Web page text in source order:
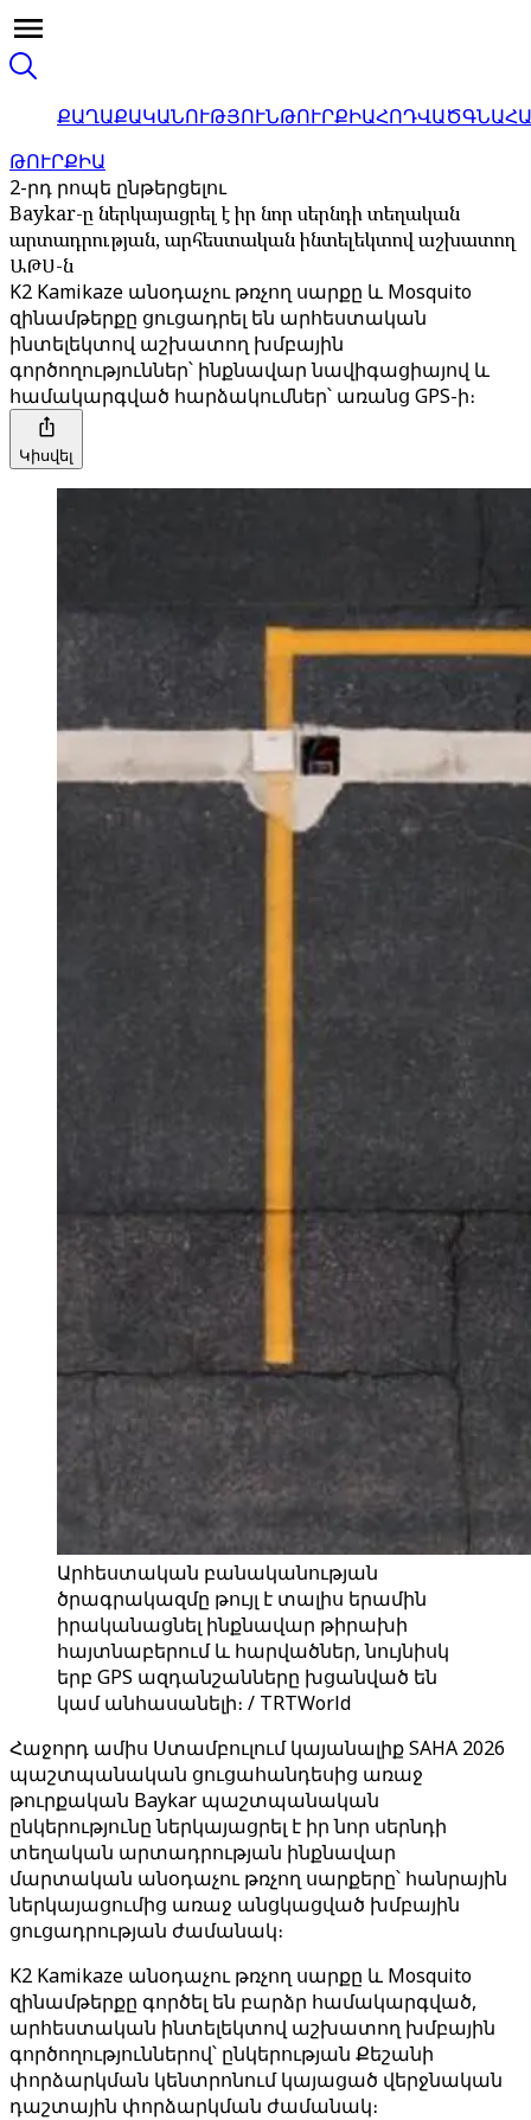
ՔԱՂԱՔԱԿԱՆՈՒԹՅՈՒՆԹՈՒՐՔԻԱՀՈԴՎԱԾ
ԹՈՒՐՔԻԱ
2-րդ րոպե ընթերցելու
Baykar-ը ներկայացրել է իր նոր սերնդի տեղական
արտադրության, արհեստական ​​ինտելեկտով աշխատող
ԱԹՍ-ն
K2 Kamikaze անօդաչու թռչող սարքը և Mosquito
զինամթերքը ցուցադրել են արհեստական ​​
ինտելեկտով աշխատող խմբային
գործողություններ՝ ինքնավար նավիգացիայով և
համակարգված հարձակումներ՝ առանց GPS-ի։
Կիսվել
Արհեստական բանականության
ծրագրակազմը թույլ է տալիս երամին
իրականացնել ինքնավար թիրախի
հայտնաբերում և հարվածներ, նույնիսկ
երբ GPS ազդանշանները խցանված են
կամ անհասանելի։ / TRTWorld
Հաջորդ ամիս Ստամբուլում կայանալիք SAHA 2026
պաշտպանական ցուցահանդեսից առաջ
թուրքական Baykar պաշտպանական
ընկերությունը ներկայացրել է իր նոր սերնդի
տեղական արտադրության ինքնավար
մարտական ​​անօդաչու թռչող սարքերը՝ հանրային
ներկայացումից առաջ անցկացված խմբային
ցուցադրության ժամանակ։
K2 Kamikaze անօդաչու թռչող սարքը և Mosquito
զինամթերքը գործել են բարձր համակարգված,
արհեստական ​​ինտելեկտով աշխատող խմբային
գործողություններով՝ ընկերության Քեշանի
փորձարկման կենտրոնում կայացած վերջնական
դաշտային փորձարկման ժամանակ։